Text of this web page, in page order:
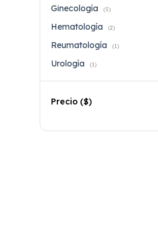
Ginecología (5)
Hematología (2)
Reumatología (1)
Urología (1)
Precio ($)